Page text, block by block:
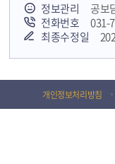
정보관리
공보
전화번호
031-
최종수정일
개인정보처리방침